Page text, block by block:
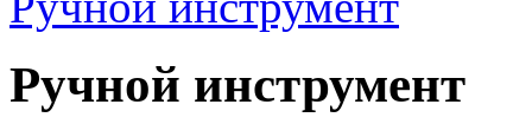
Ручной инструмент